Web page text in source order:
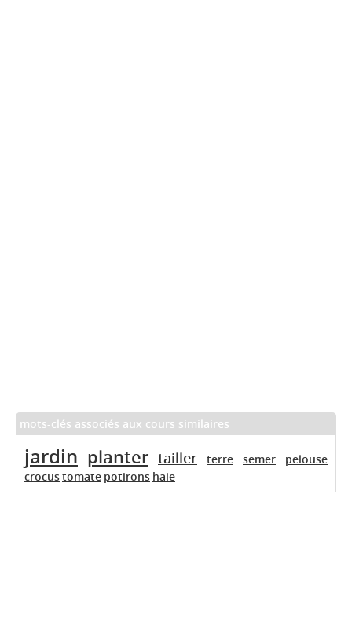
mots-clés associés aux cours similaires
jardin planter tailler terre semer
pelouse
crocustomate potirons haie